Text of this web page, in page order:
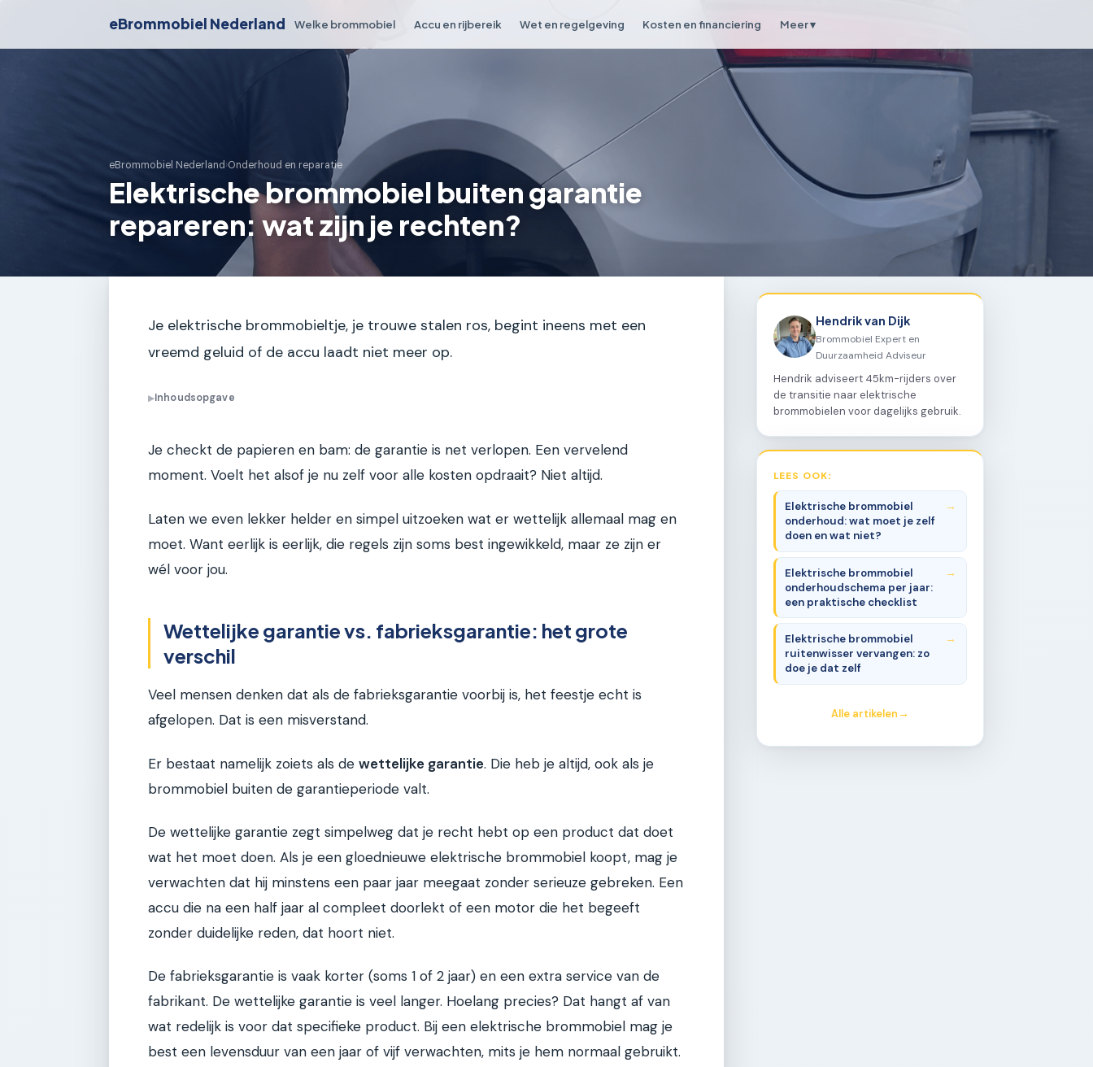
eBrommobiel Nederland Welke brommobiel Accu en rijbereik Wet en regelgeving Kosten en financiering Meer ▾
eBrommobiel Nederland›Onderhoud en reparatie
Elektrische brommobiel buiten garantie
repareren: wat zijn je rechten?
Je elektrische brommobieltje, je trouwe stalen ros, begint ineens met een
vreemd geluid of de accu laadt niet meer op.
▶Inhoudsopgave
Je checkt de papieren en bam: de garantie is net verlopen. Een vervelend
moment. Voelt het alsof je nu zelf voor alle kosten opdraait? Niet altijd.
Laten we even lekker helder en simpel uitzoeken wat er wettelijk allemaal mag en
moet. Want eerlijk is eerlijk, die regels zijn soms best ingewikkeld, maar ze zijn er
wél voor jou.
Wettelijke garantie vs. fabrieksgarantie: het grote
verschil
Veel mensen denken dat als de fabrieksgarantie voorbij is, het feestje echt is
afgelopen. Dat is een misverstand.
Er bestaat namelijk zoiets als de wettelijke garantie. Die heb je altijd, ook als je
brommobiel buiten de garantieperiode valt.
De wettelijke garantie zegt simpelweg dat je recht hebt op een product dat doet
wat het moet doen. Als je een gloednieuwe elektrische brommobiel koopt, mag je
verwachten dat hij minstens een paar jaar meegaat zonder serieuze gebreken. Een
accu die na een half jaar al compleet doorlekt of een motor die het begeeft
zonder duidelijke reden, dat hoort niet.
De fabrieksgarantie is vaak korter (soms 1 of 2 jaar) en een extra service van de
fabrikant. De wettelijke garantie is veel langer. Hoelang precies? Dat hangt af van
wat redelijk is voor dat specifieke product. Bij een elektrische brommobiel mag je
best een levensduur van een jaar of vijf verwachten, mits je hem normaal gebruikt.
Hendrik van Dijk
Brommobiel Expert en
Duurzaamheid Adviseur
Hendrik adviseert 45km-rijders over
de transitie naar elektrische
brommobielen voor dagelijks gebruik.
LEES OOK:
Elektrische brommobiel
onderhoud: wat moet je zelf
doen en wat niet?
Elektrische brommobiel
onderhoudschema per jaar:
een praktische checklist
Elektrische brommobiel
ruitenwisser vervangen: zo
doe je dat zelf
Alle artikelen